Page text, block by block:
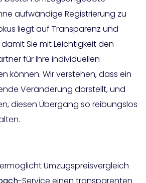
aufwändige Registrierung zu
liegt auf Transparenz und
Sie mit Leichtigkeit den
für Ihre individuellen
können. Wir verstehen, dass ein
Veränderung darstellt, und
diesen Übergang so reibungslos
Umzugspreisvergleich